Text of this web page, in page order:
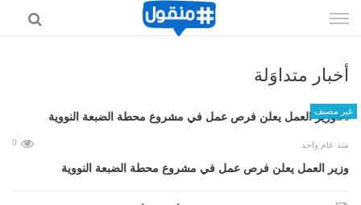
الى
أخبار متداوَلة
غير مصنف
منذ عام واحد 0
وزير العمل يعلن فرص عمل في مشروع محطة الضبعة النووية